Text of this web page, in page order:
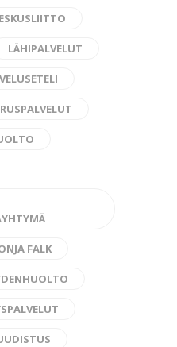
LÄHIPALVELUT
FALK